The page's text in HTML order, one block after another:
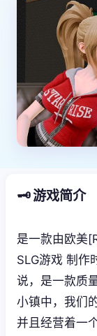
🗝️ 游戏简介
是一款由欧美
SLG游戏 制作
说，是一款质
小镇中，我们
并且经营着一